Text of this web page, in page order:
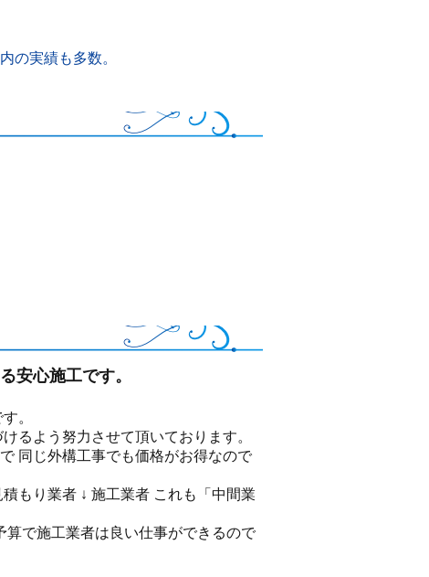
の実績も多数。
安心施工です。
。
るよう努力させて頂いております。
同じ外構工事でも価格がお得なので
もり業者 ↓ 施工業者 これも「中間業
算で施工業者は良い仕事ができるので